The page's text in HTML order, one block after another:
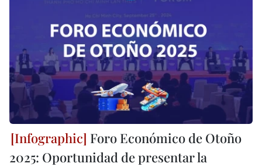
Foro Económico de Otoño
2025: Oportunidad de presentar la